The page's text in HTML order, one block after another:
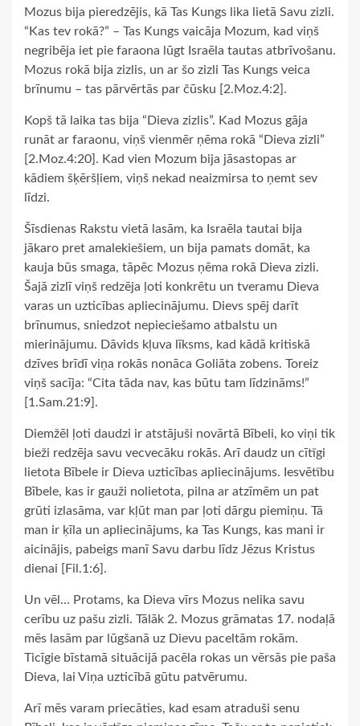
Mozus bija pieredzējis, kā Tas Kungs lika lietā Savu zizli.
“Kas tev rokā?” – Tas Kungs vaicāja Mozum, kad viņš
negribēja iet pie faraona lūgt Israēla tautas atbrīvošanu.
Mozus rokā bija zizlis, un ar šo zizli Tas Kungs veica
brīnumu – tas pārvērtās par čūsku [2.Moz.4:2].
Kopš tā laika tas bija “Dieva zizlis”. Kad Mozus gāja
runāt ar faraonu, viņš vienmēr ņēma rokā “Dieva zizli”
[2.Moz.4:20]. Kad vien Mozum bija jāsastopas ar
kādiem šķēršļiem, viņš nekad neaizmirsa to ņemt sev
līdzi.
Šīsdienas Rakstu vietā lasām, ka Israēla tautai bija
jākaro pret amalekiešiem, un bija pamats domāt, ka
kauja būs smaga, tāpēc Mozus ņēma rokā Dieva zizli.
Šajā zizlī viņš redzēja ļoti konkrētu un tveramu Dieva
varas un uzticības apliecinājumu. Dievs spēj darīt
brīnumus, sniedzot nepieciešamo atbalstu un
mierinājumu. Dāvids kļuva līksms, kad kādā kritiskā
dzīves brīdī viņa rokās nonāca Goliāta zobens. Toreiz
viņš sacīja: “Cita tāda nav, kas būtu tam līdzināms!”
[1.Sam.21:9].
Diemžēl ļoti daudzi ir atstājuši novārtā Bībeli, ko viņi tik
bieži redzēja savu vecvecāku rokās. Arī daudz un cītīgi
lietota Bībele ir Dieva uzticības apliecinājums. Iesvētību
Bībele, kas ir gauži nolietota, pilna ar atzīmēm un pat
grūti izlasāma, var kļūt man par ļoti dārgu piemiņu. Tā
man ir ķīla un apliecinājums, ka Tas Kungs, kas mani ir
aicinājis, pabeigs manī Savu darbu līdz Jēzus Kristus
dienai [Fil.1:6].
Un vēl… Protams, ka Dieva vīrs Mozus nelika savu
cerību uz pašu zizli. Tālāk 2. Mozus grāmatas 17. nodaļā
mēs lasām par lūgšanā uz Dievu paceltām rokām.
Ticīgie bīstamā situācijā pacēla rokas un vērsās pie paša
Dieva, lai Viņa uzticībā gūtu patvērumu.
Arī mēs varam priecāties, kad esam atraduši senu